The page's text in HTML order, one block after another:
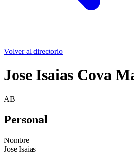
Volver al directorio
Jose Isaias Cova
AB
Personal
Nombre
Jose Isaias